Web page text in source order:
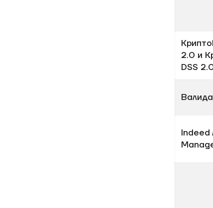
2.0 и
DSS
Indeed